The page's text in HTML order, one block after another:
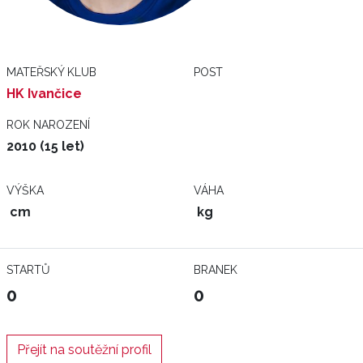
MATEŘSKÝ KLUB
HK Ivančice
POST
ROK NAROZENÍ
2010 (15 let)
VÝŠKA
cm
VÁHA
kg
STARTŮ
0
BRANEK
0
Přejít na soutěžní profil